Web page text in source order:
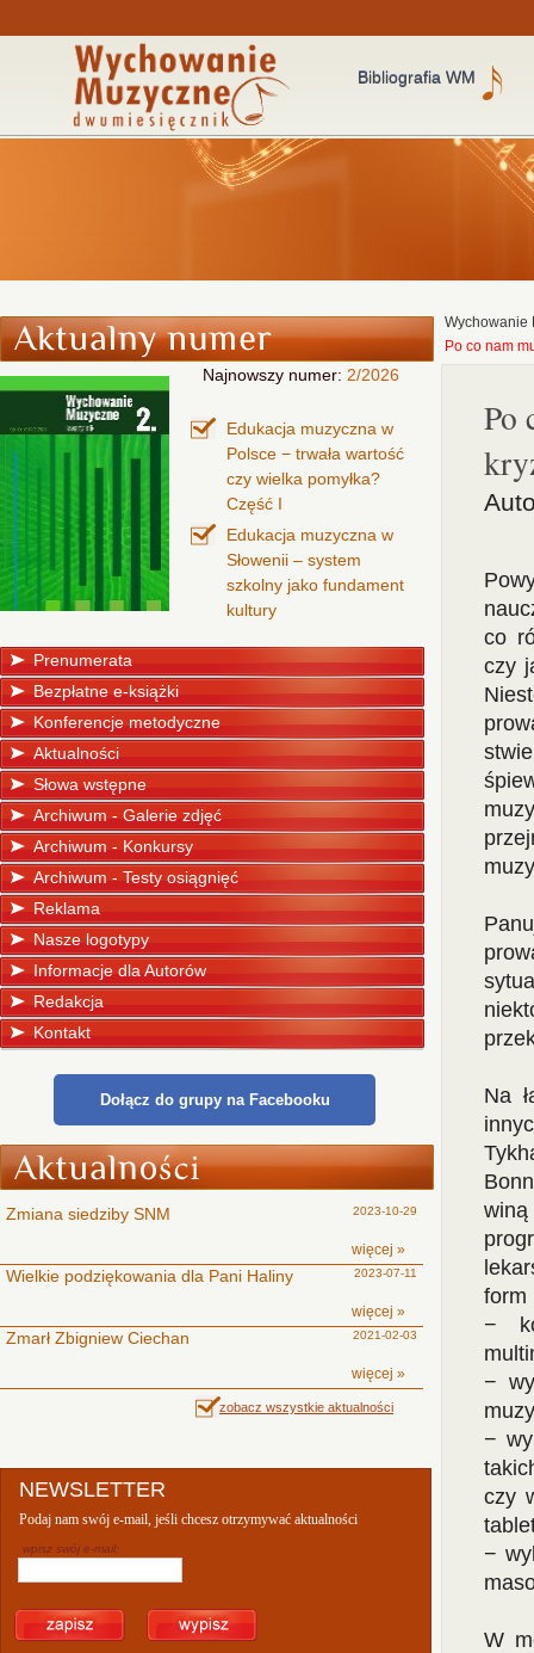
Bibliografia WM
Najnowszy numer: 2/2026
Edukacja muzyczna w
Polsce − trwała wartość
czy wielka pomyłka?
Część I
Edukacja muzyczna w
Słowenii – system
szkolny jako fundament
kultury
Prenumerata
Bezpłatne e-książki
Konferencje metodyczne
Aktualności
Słowa wstępne
Archiwum - Galerie zdjęć
Archiwum - Konkursy
Archiwum - Testy osiągnięć
Reklama
Nasze logotypy
Informacje dla Autorów
Redakcja
Kontakt
Dołącz do grupy na Facebooku
Zmiana siedziby SNM 2023-10-29
więcej »
Wielkie podziękowania dla Pani Haliny 2023-07-11
więcej »
Zmarł Zbigniew Ciechan 2021-02-03
więcej »
zobacz wszystkie aktualności
NEWSLETTER
Podaj nam swój e-mail, jeśli chcesz otrzymywać aktualności
wpisz swój e-mail:
Wychowanie
Po co nam
Po
co
czy
Na
form
−
−
−
czy
−
W